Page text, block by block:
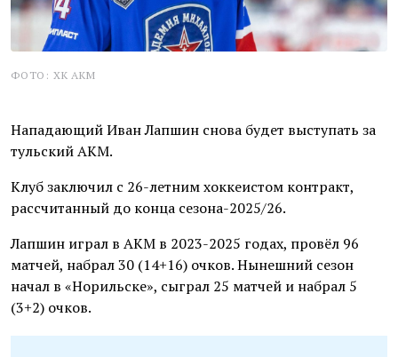
ФОТО: ХК АКМ
Нападающий Иван Лапшин снова будет выступать за
тульский АКМ.
Клуб заключил с 26-летним хоккеистом контракт,
рассчитанный до конца сезона-2025/26.
Лапшин играл в АКМ в 2023-2025 годах, провёл 96
матчей, набрал 30 (14+16) очков. Нынешний сезон
начал в «Норильске», сыграл 25 матчей и набрал 5
(3+2) очков.